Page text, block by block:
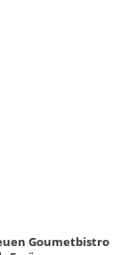
Goumetbistro